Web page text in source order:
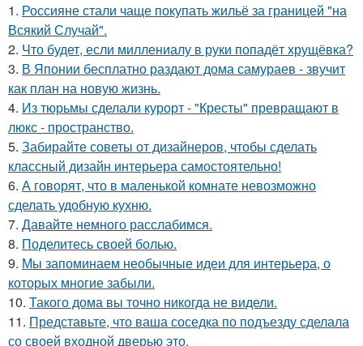
1. Россияне стали чаще покупать жильё за границей "на
Всякий Случай".
2. Что будет, если миллениалу в руки попадёт хрущёвка?
3. В Японии бесплатно раздают дома самураев - звучит
как план на новую жизнь.
4. Из тюрьмы сделали курорт - "Кресты" превращают в
люкс - пространство.
5. Забирайте советы от дизайнеров, чтобы сделать
классный дизайн интерьера самостоятельно!
6. А говорят, что в маленькой комнате невозможно
сделать удобную кухню.
7. Давайте немного расслабимся.
8. Поделитесь своей болью.
9. Мы запоминаем необычные идеи для интерьера, о
которых многие забыли.
10. Такого дома вы точно никогда не видели.
11. Представьте, что ваша соседка по подъезду сделала
со своей входной дверью это.